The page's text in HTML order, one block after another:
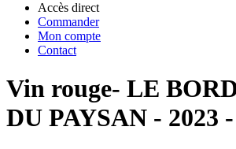
Accès direct
Commander
Mon compte
Contact
Vin rouge- LE
DU PAYSAN - 2023